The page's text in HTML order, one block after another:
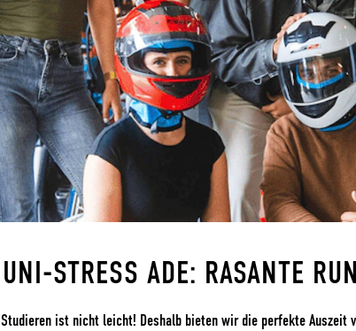
UNI-STRESS ADE: RASANTE
Studieren ist nicht leicht! Deshalb bieten wir die perfekte Auszeit